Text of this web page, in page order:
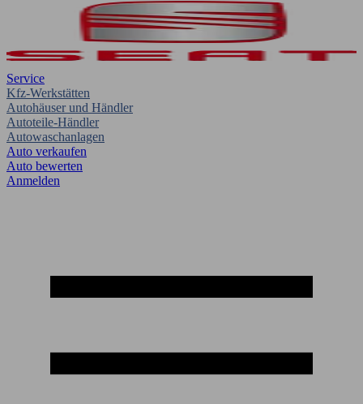
Service
Kfz-Werkstätten
Autohäuser und Händler
Autoteile-Händler
Autowaschanlagen
Auto verkaufen
Auto bewerten
Anmelden